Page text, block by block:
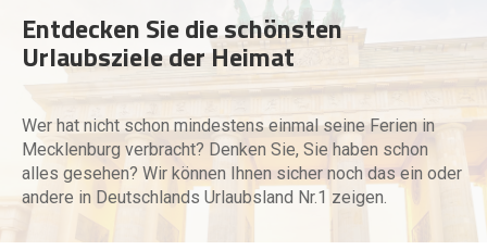
Entdecken Sie die schönsten
Urlaubsziele der Heimat
Wer hat nicht schon mindestens einmal seine Ferien in
Mecklenburg verbracht? Denken Sie, Sie haben schon
alles gesehen? Wir können Ihnen sicher noch das ein oder
andere in Deutschlands Urlaubsland Nr.1 zeigen.